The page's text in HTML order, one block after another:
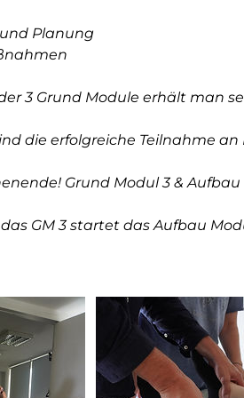
Planung
3 Grund Module erhält man
die erfolgreiche Teilnahme an
Grund Modul 3 &
GM 3 startet das Aufbau